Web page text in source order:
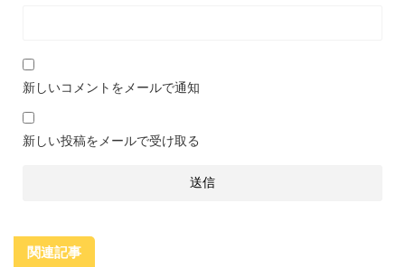
新しいコメントをメールで通知
新しい投稿をメールで受け取る
関連記事